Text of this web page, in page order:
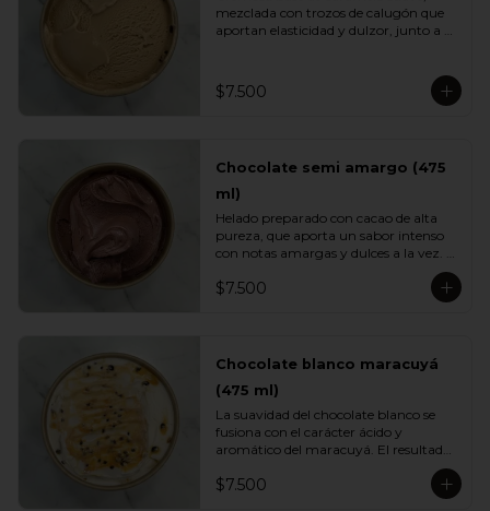
mezclada con trozos de calugón que
aportan elasticidad y dulzor, junto a
golosa e intensa para fanáticos del
caramelo clásico.
$7.500
Chocolate semi amargo (475
ml)
Helado preparado con cacao de alta
pureza, que aporta un sabor intenso
con notas amargas y dulces a la vez.
profundo lo convierten en un
$7.500
Chocolate blanco maracuyá
(475 ml)
La suavidad del chocolate blanco se
fusiona con el carácter ácido y
aromático del maracuyá. El resultado
sorprendentemente fresco. Una
mezcla tropical elegante perfecta para
$7.500